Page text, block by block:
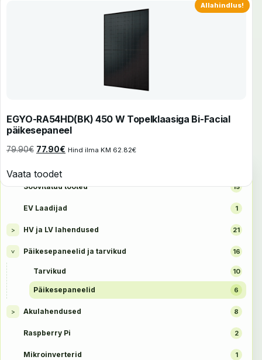
Soovitatud tooted 15
EV Laadijad 1
> HV ja LV lahendused 21
> Päikesepaneelid ja tarvikud 16
Tarvikud 10
Päikesepaneelid 6
> Akulahendused 8
Raspberry Pi 2
Mikroinverterid 1
Allahindlus!
EGYO-RA54HD(BK) 450 W Topelklaasiga Bi-Facial
päikesepaneel
79.90€ Algne hind oli: 79.90€.
77.90€ Praegune hind on: 77.90€.
Hind ilma KM 62.82€
Vaata toodet